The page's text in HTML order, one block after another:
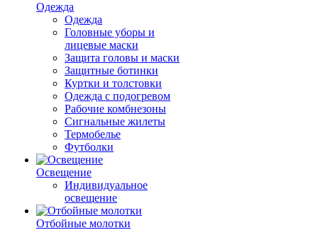
Одежда
Одежда
Головные уборы и
лицевые маски
Защита головы и маски
Защитные ботинки
Куртки и толстовки
Одежда с подогревом
Рабочие комбнезоны
Сигнальные жилеты
Термобелье
Футболки
Освещение
Индивидуальное
освещение
Отбойные молотки